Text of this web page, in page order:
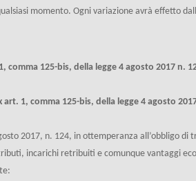
momento. Ogni variazione avrà effetto
comma 125-bis, della legge 4 agosto 2017 n.
1, comma 125-bis, della legge 4 agosto
2017, n. 124, in ottemperanza all’obbligo di
incarichi retribuiti e comunque vantaggi